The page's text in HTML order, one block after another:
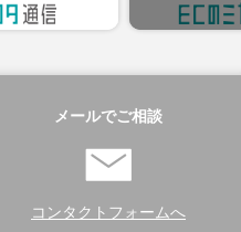
メールでご相談
コンタクトフォームへ